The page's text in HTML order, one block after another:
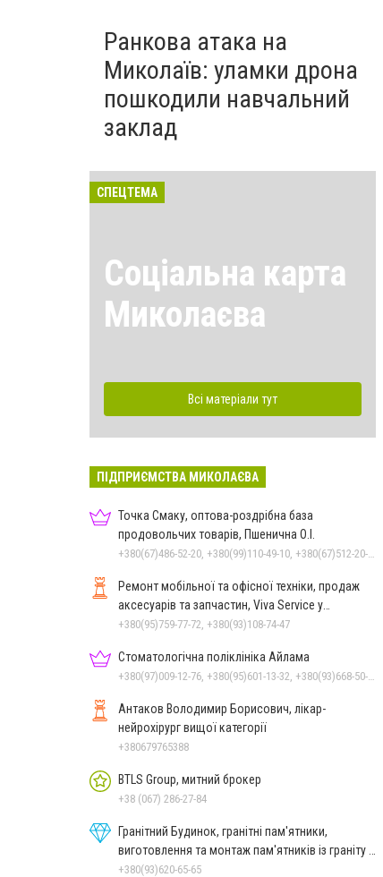
Ранкова атака на
Миколаїв: уламки дрона
пошкодили навчальний
заклад
СПЕЦТЕМА
Соціальна карта
Миколаєва
Всі матеріали тут
ПІДПРИЄМСТВА МИКОЛАЄВА
Точка Смаку, оптова-роздрібна база
продовольчих товарів, Пшенична О.І.
Ремонт мобільної та офісної техніки, продаж
аксесуарів та запчастин, Viva Service у
Миколаєві
+380(95)759-77-72, +380(93)108-74-47
Стоматологічна поліклініка Айлама
Антаков Володимир Борисович, лікар-
нейрохірург вищої категорії
+380679765388
BTLS Group, митний брокер
+38 (067) 286-27-84
Гранітний Будинок, гранітні пам'ятники,
виготовлення та монтаж пам'ятників із граніту в
Миколаєві
+380(93)620-65-65